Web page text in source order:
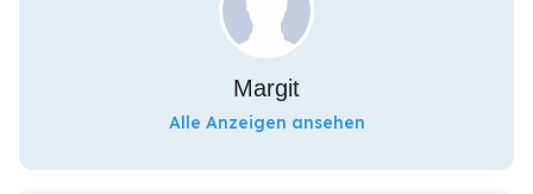
Margit
Alle Anzeigen ansehen